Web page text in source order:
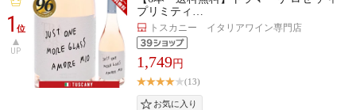
1位
UP
プリミティ…
トスカニー イタリアワイン専門店
1,749円
(13)